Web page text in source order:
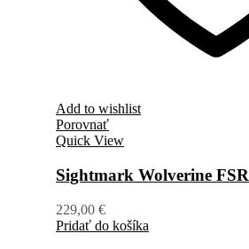
Add to wishlist
Porovnať
Quick View
Sightmark Wolverine FSR
229,00 €
Pridať do košíka